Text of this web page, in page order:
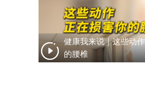
健康我来说｜这些动
的腰椎